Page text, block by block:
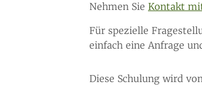
Nehmen Sie Kontakt
Für spezielle
einfach eine Anfrage
Diese Schulung wird